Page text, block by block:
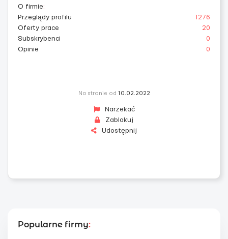
O firmie:
Przeglądy profilu
1276
Oferty prace
20
Subskrybenci
0
Opinie
0
Na stronie od 10.02.2022
Narzekać
Zablokuj
Udostępnij
Popularne firmy: